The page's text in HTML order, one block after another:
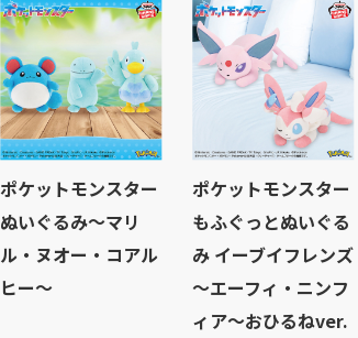
ポケットモンスター
ぬいぐるみ～マリ
ル・ヌオー・コアル
ヒー～
ポケットモンスター
もふぐっとぬいぐる
み イーブイフレンズ
～エーフィ・ニンフ
ィア～おひるねver.